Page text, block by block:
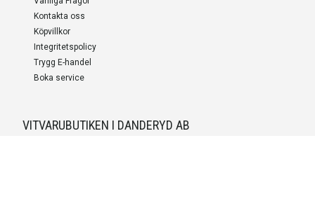
Kontakta oss
Köpvillkor
Integritetspolicy
Trygg E-handel
Boka service
VITVARUBUTIKEN I DANDERYD AB